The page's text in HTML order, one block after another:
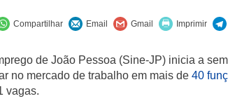
de João Pessoa (Sine-JP) inicia a
no mercado de trabalho em mais de 40
vagas.